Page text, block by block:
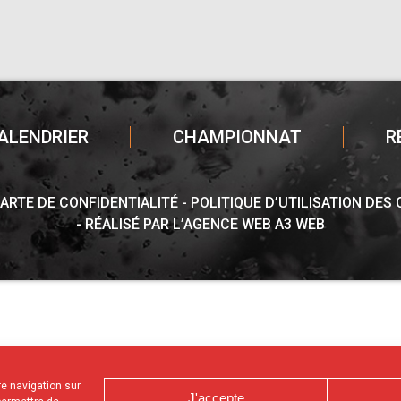
navigation sur
J'accepte
CHAMPIONNAT
DE CONFIDENTIALITÉ
POLITIQUE D’UTILISATION DES
RÉALISÉ PAR L’AGENCE WEB A3 WEB